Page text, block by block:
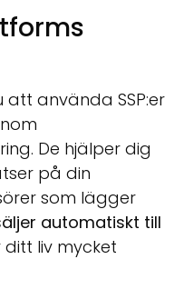
använda SSP:er
De hjälper dig
på din
som lägger
automatiskt till
ditt liv mycket